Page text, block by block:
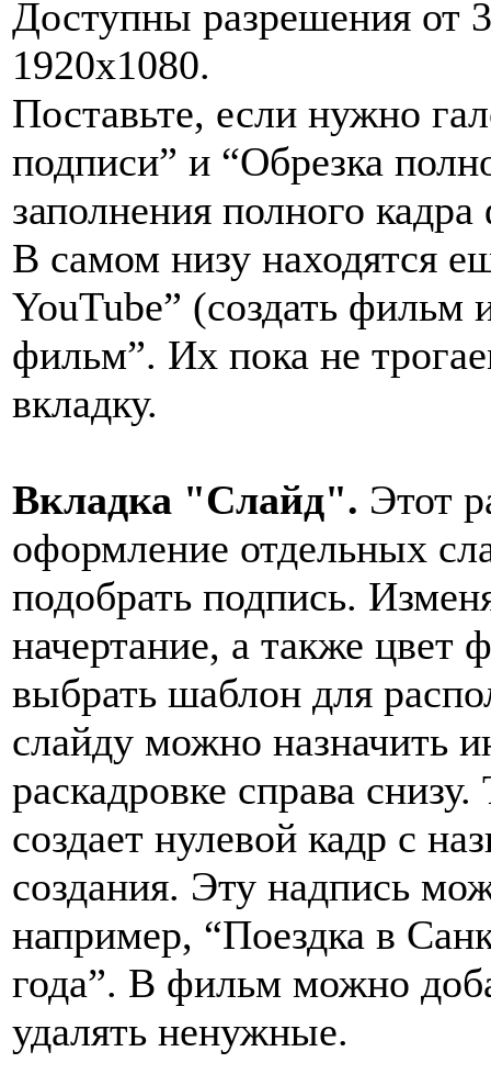
Доступны разрешения от
1920x1080.
Поставьте, если нужно
подписи” и “Обрезка
заполнения полного
В самом низу находятся
YouTube” (создать фильм
фильм”. Их пока не
вкладку.
Вкладка "Слайд". Этот
оформление отдельных
подобрать подпись.
начертание, а также
выбрать шаблон для
слайду можно назначить
раскадровке справа
создает нулевой кадр с
создания. Эту надпись
например, “Поездка в
года”. В фильм можно
удалять ненужные.